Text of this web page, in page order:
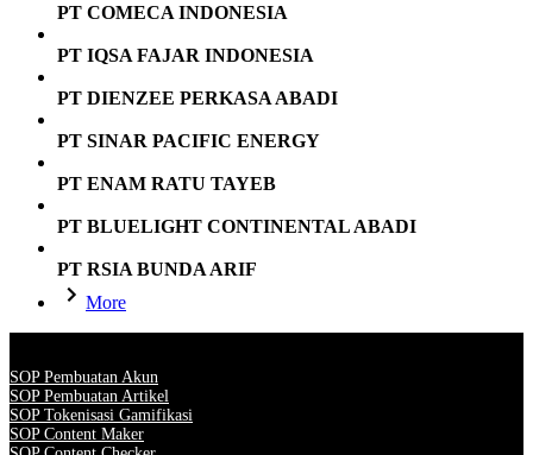
PT COMECA INDONESIA
PT IQSA FAJAR INDONESIA
PT DIENZEE PERKASA ABADI
PT SINAR PACIFIC ENERGY
PT ENAM RATU TAYEB
PT BLUELIGHT CONTINENTAL ABADI
PT RSIA BUNDA ARIF
More
SOP Pembuatan Akun
SOP Pembuatan Artikel
SOP Tokenisasi Gamifikasi
SOP Content Maker